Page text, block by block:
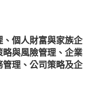
個人財富與家族企
與風險管理、企業
理、公司策略及企